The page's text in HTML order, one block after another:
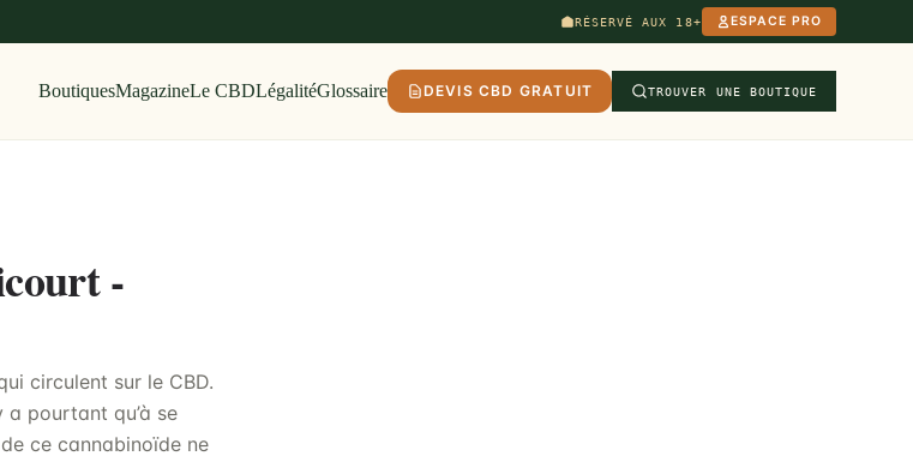
RÉSERVÉ AUX 18+ ESPACE PRO
BoutiquesMagazineLe CBDLégalitéGlossaire DEVIS CBD GRATUIT TROUVER UNE BOUTIQUE
-
circulent sur le CBD.
pourtant qu’à se
ce cannabinoïde ne